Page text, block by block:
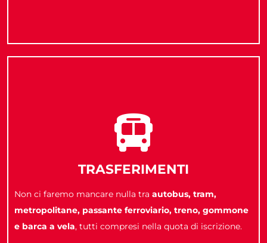
TRASFERIMENTI
Non ci faremo mancare nulla tra autobus, tram,
metropolitane, passante ferroviario, treno, gommone
e barca a vela, tutti compresi nella quota di iscrizione.